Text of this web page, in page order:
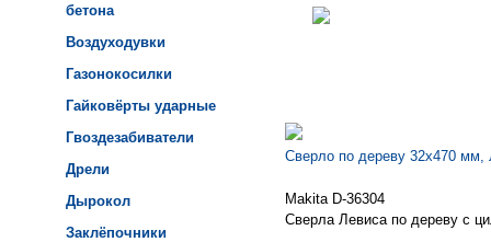
бетона
Воздуходувки
Газонокосилки
Гайковёрты ударные
Гвоздезабиватели
Дрели
Дырокол
Заклёпочники
Сверло по дереву 32х470 мм,
Makita D-36304
Сверла Левиса по дереву с